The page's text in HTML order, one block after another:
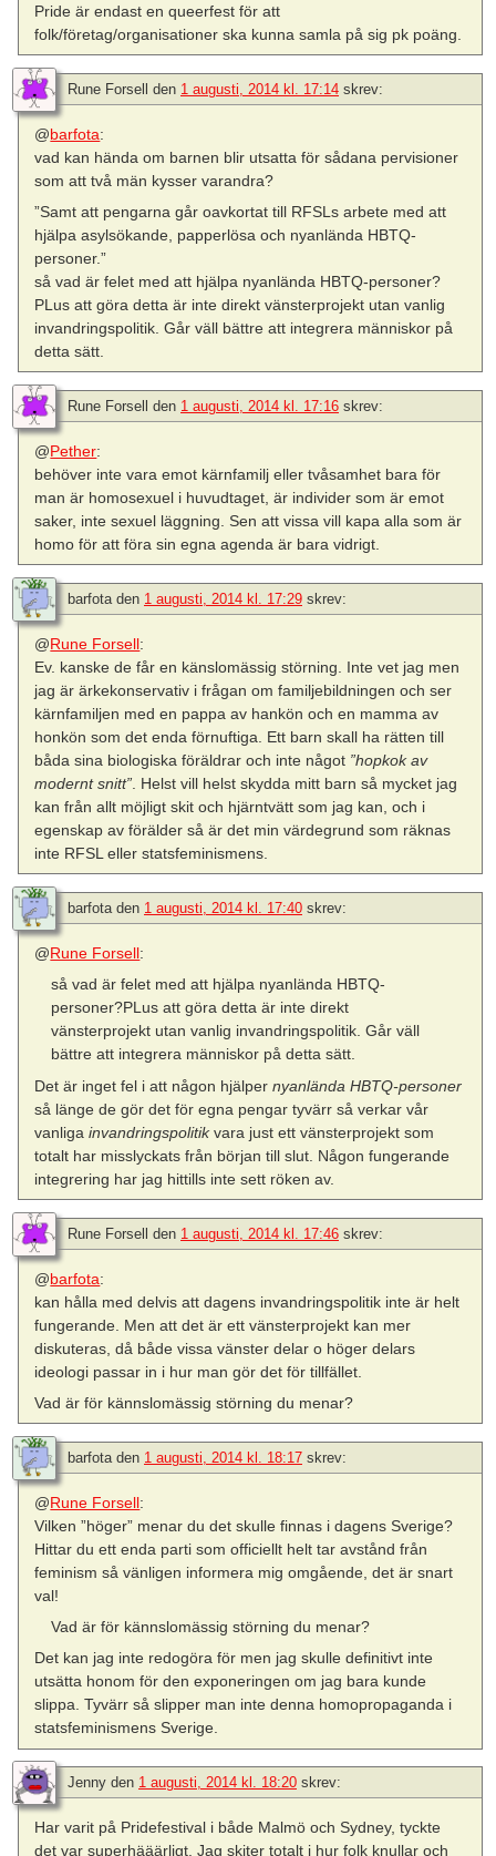
Pride är endast en queerfest för att
folk/företag/organisationer ska kunna samla på sig pk poäng.
Rune Forsell den 1 augusti, 2014 kl. 17:14 skrev:
@barfota:
vad kan hända om barnen blir utsatta för sådana pervisioner
som att två män kysser varandra?
”Samt att pengarna går oavkortat till RFSLs arbete med att
hjälpa asylsökande, papperlösa och nyanlända HBTQ-
personer.”
så vad är felet med att hjälpa nyanlända HBTQ-personer?
PLus att göra detta är inte direkt vänsterprojekt utan vanlig
invandringspolitik. Går väll bättre att integrera människor på
detta sätt.
Rune Forsell den 1 augusti, 2014 kl. 17:16 skrev:
@Pether:
behöver inte vara emot kärnfamilj eller tvåsamhet bara för
man är homosexuel i huvudtaget, är individer som är emot
saker, inte sexuel läggning. Sen att vissa vill kapa alla som är
homo för att föra sin egna agenda är bara vidrigt.
barfotaden 1 augusti, 2014 kl. 17:29 skrev:
@Rune Forsell:
Ev. kanske de får en känslomässig störning. Inte vet jag men
jag är ärkekonservativ i frågan om familjebildningen och ser
kärnfamiljen med en pappa av hankön och en mamma av
honkön som det enda förnuftiga. Ett barn skall ha rätten till
båda sina biologiska föräldrar och inte något ”hopkok av
modernt snitt” . Helst vill helst skydda mitt barn så mycket jag
kan från allt möjligt skit och hjärntvätt som jag kan, och i
egenskap av förälder så är det min värdegrund som räknas
inte RFSL eller statsfeminismens.
barfotaden 1 augusti, 2014 kl. 17:40 skrev:
@Rune Forsell:
så vad är felet med att hjälpa nyanlända HBTQ-
personer?PLus att göra detta är inte direkt
vänsterprojekt utan vanlig invandringspolitik. Går väll
bättre att integrera människor på detta sätt.
Det är inget fel i att någon hjälpernyanlända HBTQ-personer
så länge de gör det för egna pengar tyvärr så verkar vår
vanligainvandringspolitikvara just ett vänsterprojekt som
totalt har misslyckats från början till slut. Någon fungerande
integrering har jag hittills inte sett röken av.
Rune Forsell den 1 augusti, 2014 kl. 17:46 skrev:
@barfota:
kan hålla med delvis att dagens invandringspolitik inte är helt
fungerande. Men att det är ett vänsterprojekt kan mer
diskuteras, då både vissa vänster delar o höger delars
ideologi passar in i hur man gör det för tillfället.
Vad är för kännslomässig störning du menar?
barfotaden 1 augusti, 2014 kl. 18:17 skrev:
@Rune Forsell:
Vilken ”höger” menar du det skulle finnas i dagens Sverige?
Hittar du ett enda parti som officiellt helt tar avstånd från
feminism så vänligen informera mig omgående, det är snart
val!
Vad är för kännslomässig störning du menar?
Det kan jag inte redogöra för men jag skulle definitivt inte
utsätta honom för den exponeringen om jag bara kunde
slippa. Tyvärr så slipper man inte denna homopropaganda i
statsfeminismens Sverige.
Jenny den 1 augusti, 2014 kl. 18:20 skrev:
Har varit på Pridefestival i både Malmö och Sydney, tyckte
det var superhääärligt. Jag skiter totalt i hur folk knullar och